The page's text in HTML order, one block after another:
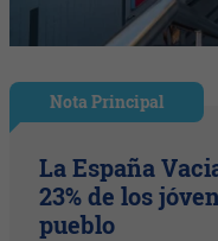
Nota Principal
La España
23% de los
pueblo